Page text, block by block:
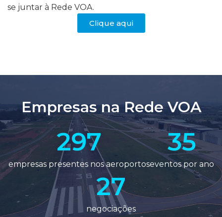
se juntar à Rede VOA.
Clique aqui
Empresas na Rede VOA
297
empresas presentes nos aeroportos
35
eventos por ano
27
negociações